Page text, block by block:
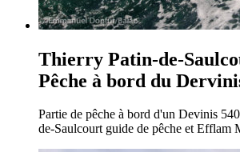
Thierry Patin-de-
Pêche à bord du
Partie de pêche à bord d'un Devinis
de-Saulcourt guide de pêche et Efflam